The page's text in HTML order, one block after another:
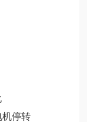
机停转